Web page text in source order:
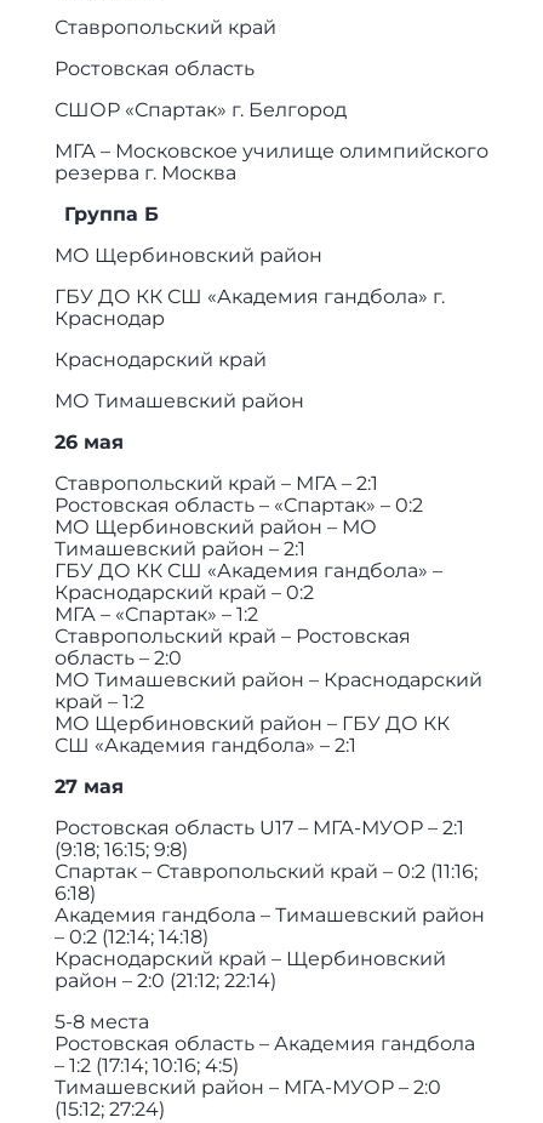
Ставропольский край
Ростовская область
СШОР «Спартак» г. Белгород
МГА – Московское училище олимпийского
резерва г. Москва
Группа Б
МО Щербиновский район
ГБУ ДО КК СШ «Академия гандбола» г.
Краснодар
Краснодарский край
МО Тимашевский район
26 мая
Ставропольский край – МГА – 2:1
Ростовская область – «Спартак» – 0:2
МО Щербиновский район – МО
Тимашевский район – 2:1
ГБУ ДО КК СШ «Академия гандбола» –
Краснодарский край – 0:2
МГА – «Спартак» – 1:2
Ставропольский край – Ростовская
область – 2:0
МО Тимашевский район – Краснодарский
край – 1:2
МО Щербиновский район – ГБУ ДО КК
СШ «Академия гандбола» – 2:1
27 мая
Ростовская область U17 – МГА-МУОР – 2:1
(9:18; 16:15; 9:8)
Спартак – Ставропольский край – 0:2 (11:16;
6:18)
Академия гандбола – Тимашевский район
– 0:2 (12:14; 14:18)
Краснодарский край – Щербиновский
район – 2:0 (21:12; 22:14)
5-8 места
Ростовская область – Академия гандбола
– 1:2 (17:14; 10:16; 4:5)
Тимашевский район – МГА-МУОР – 2:0
(15:12; 27:24)